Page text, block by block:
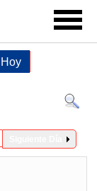
Hoy